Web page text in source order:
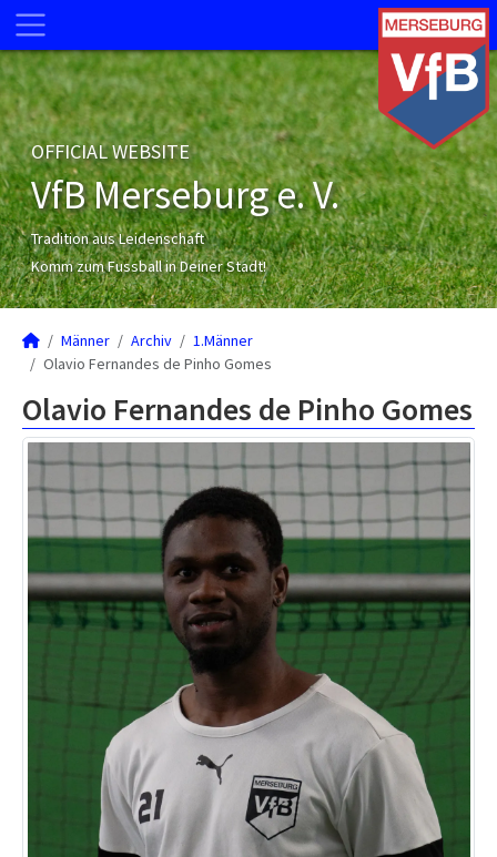
OFFICIAL WEBSITE
VfB Merseburg e. V.
Tradition aus Leidenschaft
Komm zum Fussball in Deiner Stadt!
Männer Archiv
1.Männer
Olavio Fernandes de Pinho Gomes
Olavio Fernandes de Pinho Gomes